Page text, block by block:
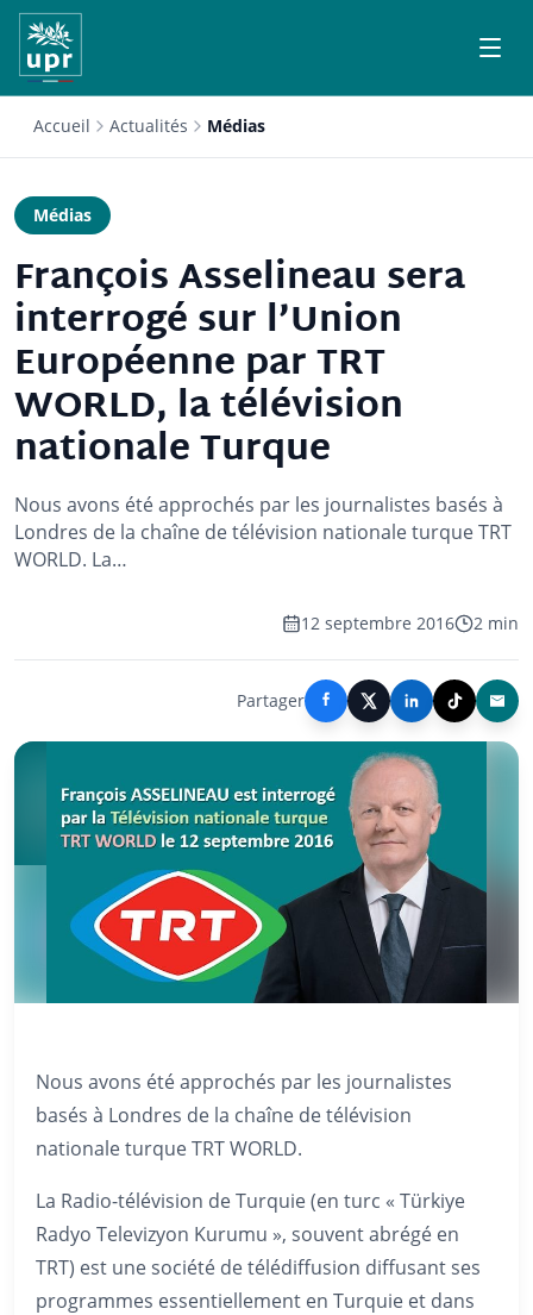
Accueil Actualités Médias
Médias
François Asselineau sera
interrogé sur l’Union
Européenne par TRT
WORLD, la télévision
nationale Turque
Nous avons été approchés par les journalistes basés à
Londres de la chaîne de télévision nationale turque TRT
WORLD. La…
12 septembre 2016 2 min
Partager
Nous avons été approchés par les journalistes
basés à Londres de la chaîne de télévision
nationale turque TRT WORLD.
La Radio-télévision de Turquie (en turc « Türkiye
Radyo Televizyon Kurumu », souvent abrégé en
TRT) est une société de télédiffusion diffusant ses
programmes essentiellement en Turquie et dans